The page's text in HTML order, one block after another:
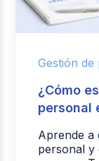
Gestión de
¿Cómo
personal
Aprende a
personal y